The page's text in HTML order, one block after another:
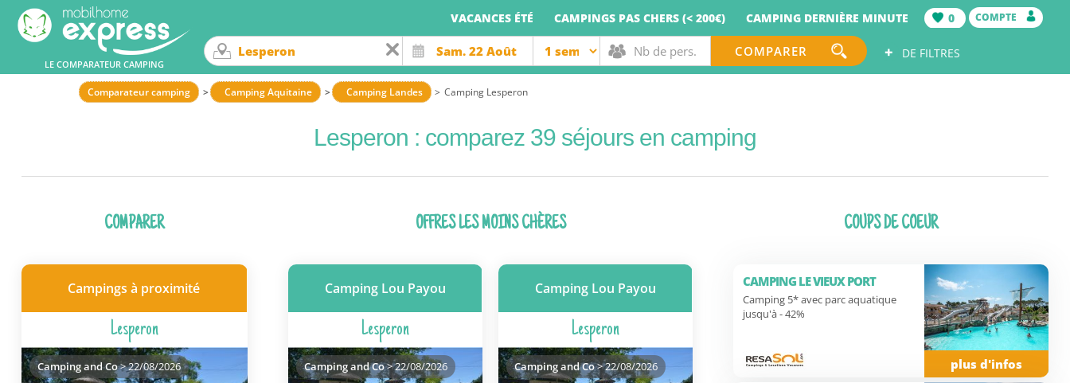
VACANCES ÉTÉ CAMPINGS PAS CHERS (< 200€) CAMPING DERNIÈRE MINUTE 0 COMPTE
LE COMPARATEUR CAMPING
COMPARER + DE FILTRES
Comparateur camping Camping Aquitaine Camping Landes Camping Lesperon
Lesperon : comparez 39 séjours en camping
COMPARER
Campings à proximité
Lesperon
Camping and Co> 22/08/2026
OFFRES LES MOINS CHÈRES
Camping Lou Payou
Lesperon
Camping and Co> 22/08/2026
Camping Lou Payou
Lesperon
Camping and Co> 22/08/2026
COUPS DE COEUR
CAMPING LE VIEUX PORT
Camping 5* avec parc aquatique
jusqu'à - 42%
plus d'infos